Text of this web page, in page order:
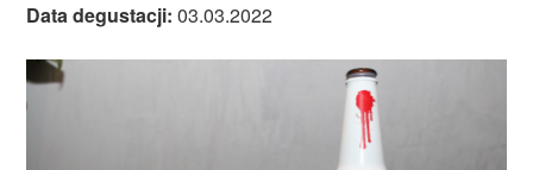
Data degustacji:03.03.2022